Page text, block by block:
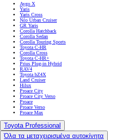
Aygo X
Yaris
Yaris Cross
Νέο Urban Cruiser
GR Yaris
Corolla Hatchback
Corolla Sedan
Corolla Touring Sports
Toyota C-HR
Corolla Cross
Toyota C-HR+
Prius Plug-in Hybrid
RAV4
Toyota bZ4X
Land Cruiser
Hilux
Proace City
Proace City Verso
Proace
Proace Verso
Proace Max
Toyota Professional
Όλα τα μεταχειρισμένα αυτοκίνητα